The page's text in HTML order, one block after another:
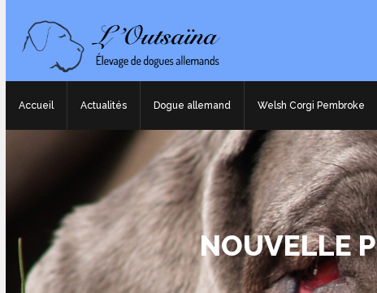
Accueil Actualités Dogue allemand Welsh Corgi Pembroke
NOUVELLE